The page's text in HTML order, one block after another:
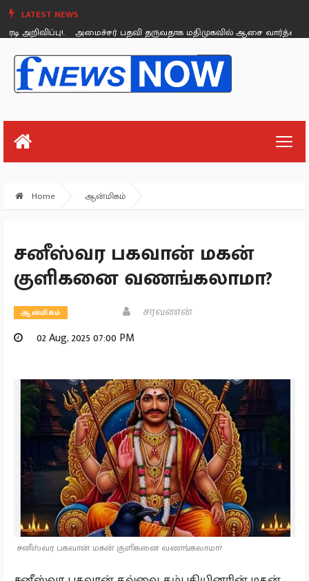
LATEST NEWS :
அமைச்சர் பதவி தருவதாக மதிமுகவில் ஆசை வார்த்தை
Friday, August 26
Home ஆன்மிகம்
சனீஸ்வர பகவான் மகன்
குளிகனை வணங்கலாமா?
ஆன்மிகம்
சரவணன்
02 Aug, 2025 07:00 PM
சனீஸ்வர பகவான் மகன் குளிகனை வணங்கலாமா?